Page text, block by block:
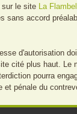
sur le site La
sans accord
d'autorisation
cité plus haut. Le
pourra
et pénale du